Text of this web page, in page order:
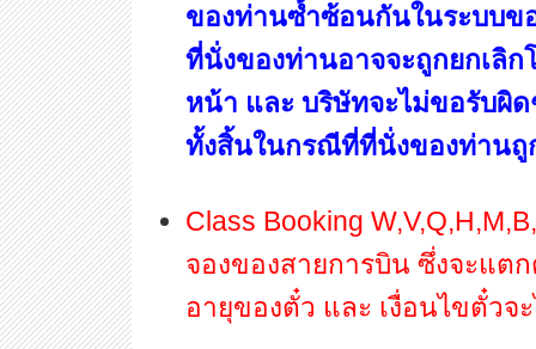
ของท่านซ้ำซ้อนกันในระบบข
ที่นั่งของท่านอาจจะถูกยกเลิ
หน้า และ บริษัทจะไม่ขอรับผิ
ทั้งสิ้นในกรณีที่ที่นั่งของท่านถู
Class Booking
จองของสายการบิน ซึ่งจะแต
อายุของตั๋ว และ เงื่อนไขตั๋วจ